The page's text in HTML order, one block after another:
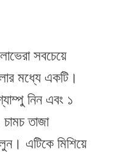
সবচেয়ে
মধ্যে একটি।
নিন এবং ১
তাজা
এটিকে মিশিয়ে